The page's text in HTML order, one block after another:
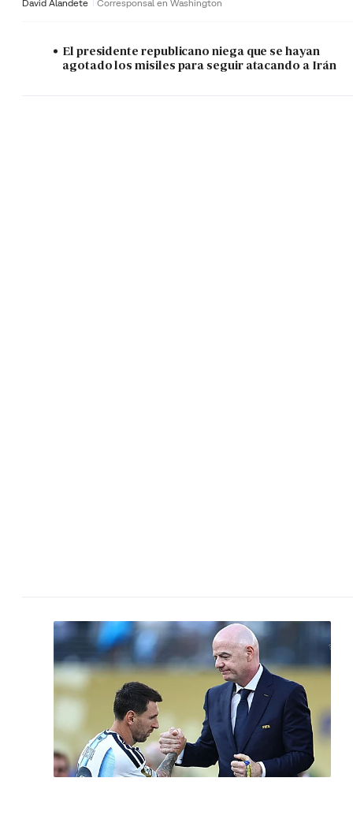
David Alandete Corresponsal en Washington
El presidente republicano niega que se hayan
agotado los misiles para seguir atacando a Irán